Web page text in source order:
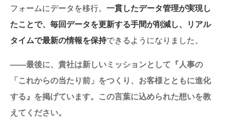
フォームにデータを移行。 一貫したデータ管理が実現し
たことで、毎回データを更新する手間が削減し、リアル
タイムで最新の情報を保持できるようになりました。
——最後に、貴社は新しいミッションとして『人事の
「これからの当たり前」をつくり、お客様とともに進化
する』を掲げています。この言葉に込められた想いを教
えてください。